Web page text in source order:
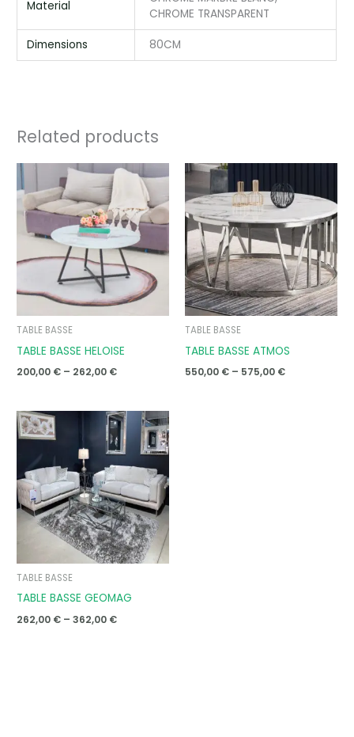
Material
CHROME TRANSPARENT
Dimensions 80CM
Related products
TABLE BASSE
TABLE BASSE HELOISE
200,00 € – 262,00 €
Price
range:
200,00 €
through
262,00 €
TABLE BASSE
TABLE BASSE ATMOS
550,00 € – 575,00 €
range:
550,00 €
through
575,00 €
TABLE BASSE
TABLE BASSE GEOMAG
262,00 € – 362,00 €
Price
range:
262,00 €
through
362,00 €